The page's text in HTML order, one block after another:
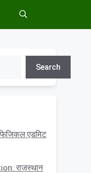
Search
एडमिट
राजस्थान